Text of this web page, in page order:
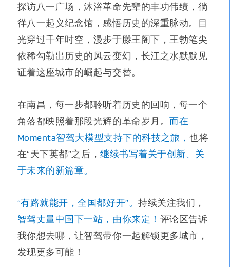
探访八一广场，沐浴革命先辈的丰功伟绩，徜
徉八一起义纪念馆，感悟历史的深重脉动。目
光穿过千年时空，漫步于滕王阁下，王勃笔尖
依稀勾勒出历史的风云变幻，长江之水默默见
证着这座城市的崛起与交替。
在南昌，每一步都聆听着历史的回响，每一个
角落都映照着那段光辉的革命岁月。而在
Momenta智驾大模型支持下的科技之旅，也将
在“天下英都”之后 ，继续书写着关于创新、关
于未来的新篇章。
“有路就能开，全国都好开”。持续关注我们，
智驾丈量中国下一站，由你来定！ 评论区告诉
我你想去哪，让智驾带你一起解锁更多城市，
发现更多可能！